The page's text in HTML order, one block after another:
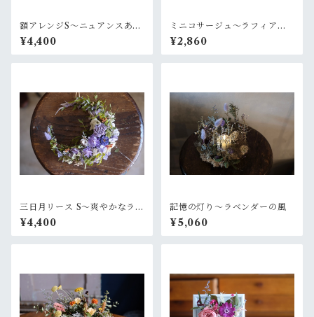
額アレンジS〜ニュアンスある
白グリーン
¥4,400
ミニコサージュ〜ラフィアと
ピンク
¥2,860
三日月リース S〜爽やかなラベ
ンダーグリーン
¥4,400
記憶の灯り〜ラベンダーの風
¥5,060